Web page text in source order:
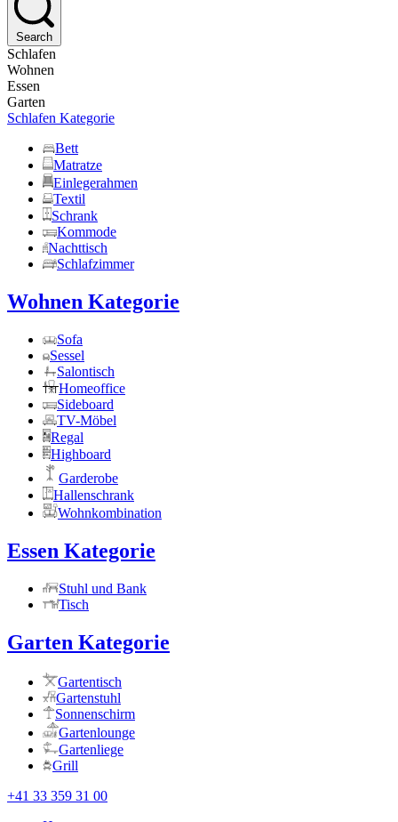
Search
Schlafen
Wohnen
Essen
Garten
Schlafen Kategorie
Bett
Matratze
Einlegerahmen
Textil
Schrank
Kommode
Nachttisch
Schlafzimmer
Wohnen Kategorie
Sofa
Sessel
Salontisch
Homeoffice
Sideboard
TV-Möbel
Regal
Highboard
Garderobe
Hallenschrank
Wohnkombination
Essen Kategorie
Stuhl und Bank
Tisch
Garten Kategorie
Gartentisch
Gartenstuhl
Sonnenschirm
Gartenlounge
Gartenliege
Grill
+41 33 359 31 00